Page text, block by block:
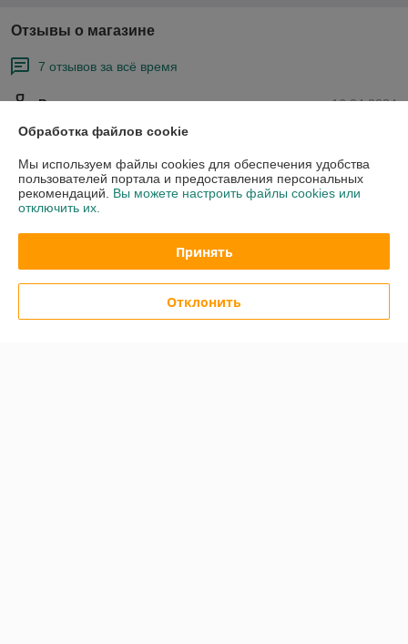
Отзывы о магазине
7 отзывов за всё время
16.04.2024
Роман
Очень плохо
16.04.2024
Роман
Сделка подтверждена через корзину
Показать все отзывы
Обработка файлов cookie
Мы используем файлы cookies для обеспечения удобства
пользователей портала и предоставления персональных
рекомендаций. Вы можете настроить файлы cookies или
отключить их.
Принять
Отклонить